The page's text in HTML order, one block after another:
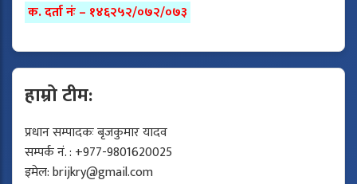
क. दर्ता नंः – १४६२५२/०७२/०७३
हाम्रो टीम:
प्रधान सम्पादकः बृजकुमार यादव
सम्पर्क नं. : +977-9801620025
इमेल:brijkry@gmail.com